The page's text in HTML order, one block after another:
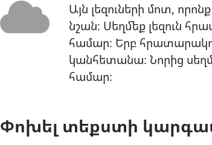
Այն լեզուների մոտ,
նշան։ Սեղմեք լեզուն
համար։ Երբ
կանհետանա։ Նորից
համար։
Փոխել տեքստի